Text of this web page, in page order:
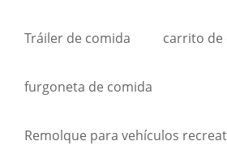
Tráiler de comida carrito de
furgoneta de comida
Remolque para vehículos